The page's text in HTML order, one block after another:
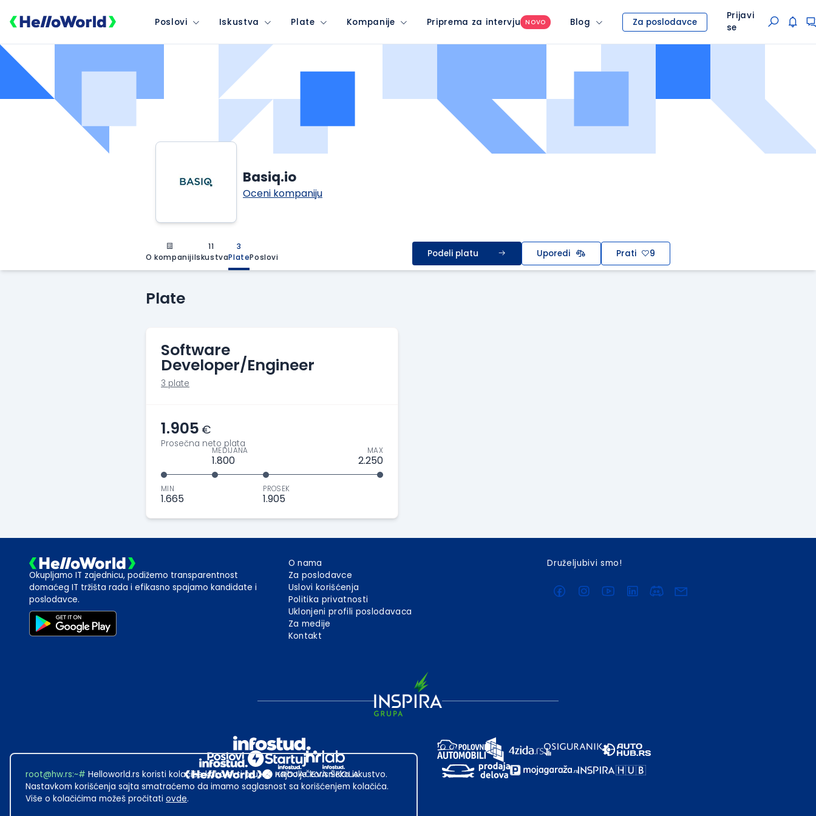
Poslovi Iskustva Plate Kompanije Priprema za intervju NOVO Blog Za poslodavce
Prijavi
se
Basiq.io
Oceni kompaniju
O kompaniji
11
Iskustva
3
PlatePoslovi Podeli platu Uporedi Prati 9
Plate
Software
Developer/Engineer
3 plate
1.905 €
Prosečna neto plata
MIN
1.665
MEDIJANA
1.800
PROSEK
1.905
MAX
2.250
Okupljamo IT zajednicu, podižemo transparentnost
domaćeg IT tržišta rada i efikasno spajamo kandidate i
poslodavce.
O nama
Za poslodavce
Uslovi korišćenja
Politika privatnosti
Uklonjeni profili poslodavaca
Za medije
Kontakt
Druželjubivi smo!
root@hw.rs:~# Helloworld.rs koristi kolačiće kako bi ti pružao najbolje korisničko iskustvo.
Nastavkom korišćenja sajta smatraćemo da imamo saglasnost sa korišćenjem kolačića.
Više o kolačićima možeš pročitati ovde.